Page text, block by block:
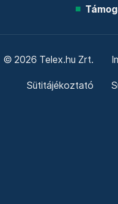
© 2026 Telex.hu Zrt.
Sütitájékoztató